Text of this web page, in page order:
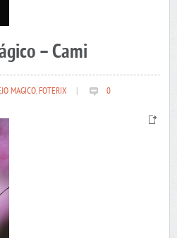
– Cami
MAGICO,FOTERIX 0